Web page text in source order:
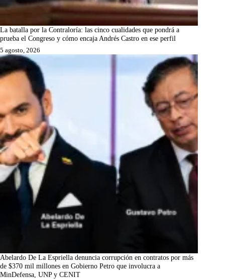
La batalla por la Contraloría: las cinco cualidades que pondrá a
prueba el Congreso y cómo encaja Andrés Castro en ese perfil
5 agosto, 2026
Abelardo De La Espriella denuncia corrupción en contratos por más
de $370 mil millones en Gobierno Petro que involucra a
MinDefensa, UNP y CENIT